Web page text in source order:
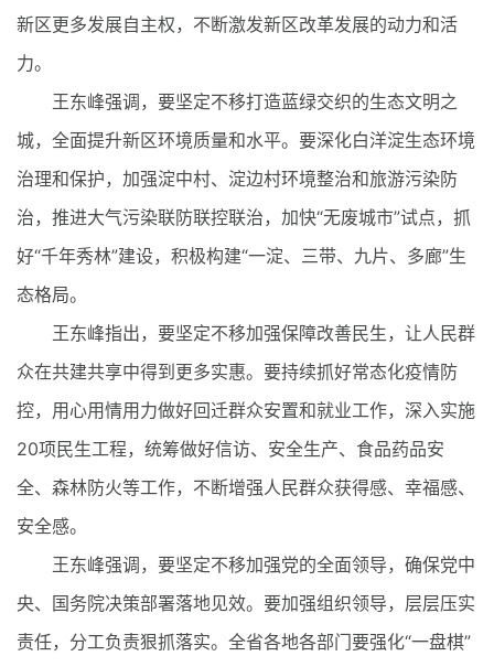
新区更多发展自主权，不断激发新区改革发展的动力和活
力。
王东峰强调，要坚定不移打造蓝绿交织的生态文明之
城，全面提升新区环境质量和水平。要深化白洋淀生态环境
治理和保护，加强淀中村、淀边村环境整治和旅游污染防
治，推进大气污染联防联控联治，加快“无废城市”试点，抓
好“千年秀林”建设，积极构建“一淀、三带、九片、多廊”生
态格局。
王东峰指出，要坚定不移加强保障改善民生，让人民群
众在共建共享中得到更多实惠。要持续抓好常态化疫情防
控，用心用情用力做好回迁群众安置和就业工作，深入实施
20项民生工程，统筹做好信访、安全生产、食品药品安
全、森林防火等工作，不断增强人民群众获得感、幸福感、
安全感。
王东峰强调，要坚定不移加强党的全面领导，确保党中
央、国务院决策部署落地见效。要加强组织领导，层层压实
责任，分工负责狠抓落实。全省各地各部门要强化“一盘棋”